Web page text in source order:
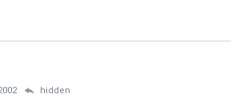
hidden